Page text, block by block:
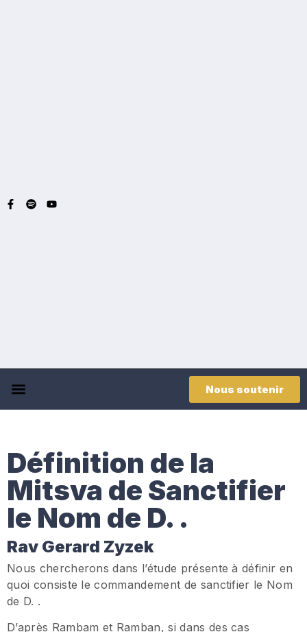
Nous soutenir
Définition de la
Mitsva de Sanctifier
le Nom de D. .
Rav Gerard Zyzek
Nous chercherons dans l’étude présente à définir en
quoi consiste le commandement de sanctifier le Nom
de D. .
D’après Rambam et Ramban, si dans des cas